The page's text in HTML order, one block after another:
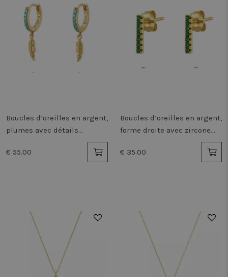
Boucles d’oreilles en argent,
plumes avec détails
€ 55.00
Boucles d’oreilles en argent,
forme droite avec zircone
€ 35.00